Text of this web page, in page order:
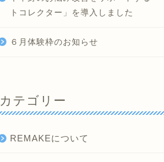
トコレクター」を導入しました
６月体験枠のお知らせ
カテゴリー
REMAKEについて